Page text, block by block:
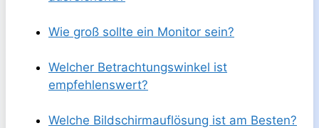
Wie groß sollte ein Monitor sein?
Welcher Betrachtungswinkel ist
empfehlenswert?
Welche Bildschirmauflösung ist am Besten?